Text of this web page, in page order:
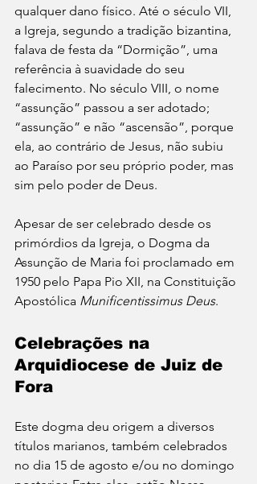
qualquer dano físico. Até o século VII,
a Igreja, segundo a tradição bizantina,
falava de festa da “Dormição”, uma
referência à suavidade do seu
falecimento. No século VIII, o nome
“assunção” passou a ser adotado;
“assunção” e não “ascensão”, porque
ela, ao contrário de Jesus, não subiu
ao Paraíso por seu próprio poder, mas
sim pelo poder de Deus.
Apesar de ser celebrado desde os
primórdios da Igreja, o Dogma da
Assunção de Maria foi proclamado em
1950 pelo Papa Pio XII, na Constituição
Apostólica Munificentissimus Deus.
Celebrações na
Arquidiocese de Juiz de
Fora
Este dogma deu origem a diversos
títulos marianos, também celebrados
no dia 15 de agosto e/ou no domingo